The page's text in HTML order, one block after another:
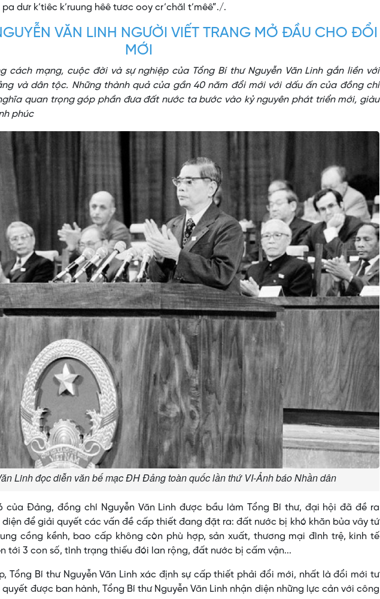
dưr k’tiêc k’ruung hêê tươc ooy cr’chăl t’mêê”./.
VĂN LINH NGƯỜI VIẾT TRANG MỞ ĐẦU CHO ĐỔI
MỚI
cách mạng, cuộc đời và sự nghiệp của Tổng Bí thư Nguyễn Văn Linh gắn liền với
và dân tộc. Những thành quả của gần 40 năm đổi mới với dấu ấn của đồng chí
quan trọng góp phần đưa đất nước ta bước vào kỷ nguyên phát triển mới, giàu
phúc
Linh đọc diễn văn bế mạc ĐH Đảng toàn quốc lần thứ VI-Ảnh báo Nhần dân
của Đảng, đồng chí Nguyễn Văn Linh được bầu làm Tổng Bí thư, đại hội đã đề ra
để giải quyết các vấn đề cấp thiết đang đặt ra: đất nước bị khó khăn bủa vây tứ
cồng kềnh, bao cấp không còn phù hợp, sản xuất, thương mại đình trệ, kinh tế
tới 3 con số, tình trạng thiếu đói lan rộng, đất nước bị cấm vận...
Tổng Bí thư Nguyễn Văn Linh xác định sự cấp thiết phải đổi mới, nhất là đổi mới tư
được ban hành, Tổng Bí thư Nguyễn Văn Linh nhận diện những lực cản với công